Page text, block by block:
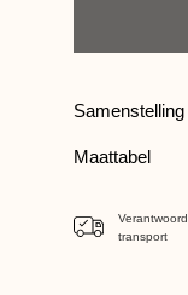
Samenstelling
Maattabel
Verantwoord
transport